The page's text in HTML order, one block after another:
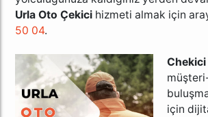
Urla Oto Çekici hizmeti almak için
50 04.
için